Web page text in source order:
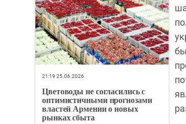
21:19 25.06.2026
Цветоводы не согласились с
оптимистичными прогнозами
властей Армении о новых
рынках сбыта